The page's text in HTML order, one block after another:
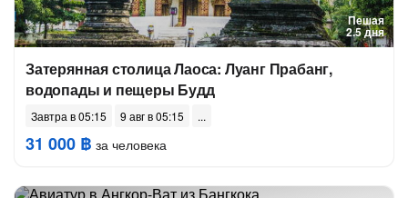
Пешая
2.5 дня
Затерянная столица Лаоса: Луанг Прабанг,
водопады и пещеры Будд
Завтра в 05:15 9 авг в 05:15
31 000 ฿ за человека